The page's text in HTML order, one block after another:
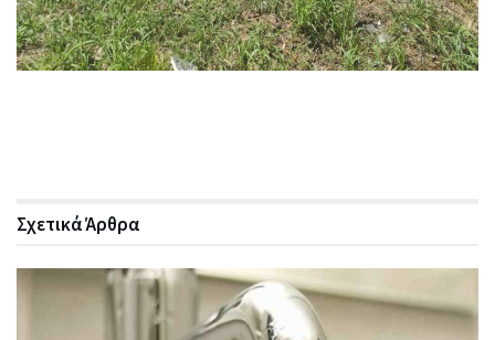
ΣχετικάΆρθρα